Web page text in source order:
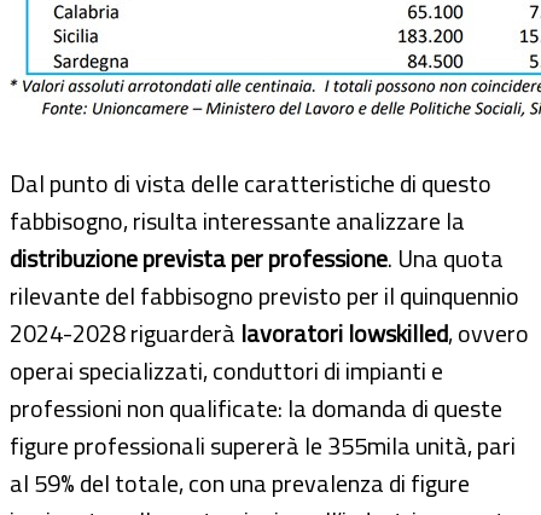
Dal punto di vista delle caratteristiche di questo
fabbisogno, risulta interessante analizzare la
distribuzione prevista per professione. Una quota
rilevante del fabbisogno previsto per il quinquennio
2024-2028 riguarderà lavoratori lowskilled, ovvero
operai specializzati, conduttori di impianti e
professioni non qualificate: la domanda di queste
figure professionali supererà le 355mila unità, pari
al 59% del totale, con una prevalenza di figure